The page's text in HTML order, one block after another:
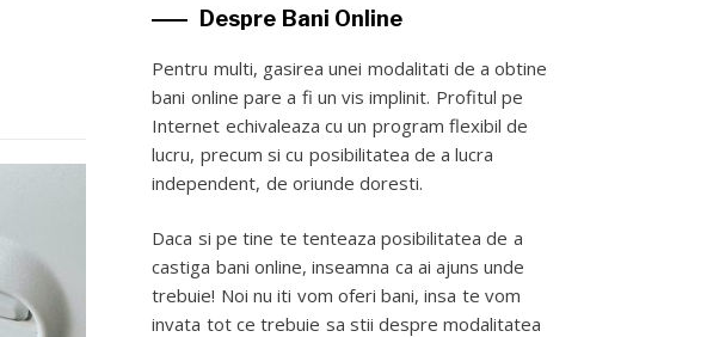
Despre Bani Online
Pentru multi, gasirea unei modalitati de a obtine
bani online pare a fi un vis implinit. Profitul pe
Internet echivaleaza cu un program flexibil de
lucru, precum si cu posibilitatea de a lucra
independent, de oriunde doresti.
Daca si pe tine te tenteaza posibilitatea de a
castiga bani online, inseamna ca ai ajuns unde
trebuie! Noi nu iti vom oferi bani, insa te vom
invata tot ce trebuie sa stii despre modalitatea